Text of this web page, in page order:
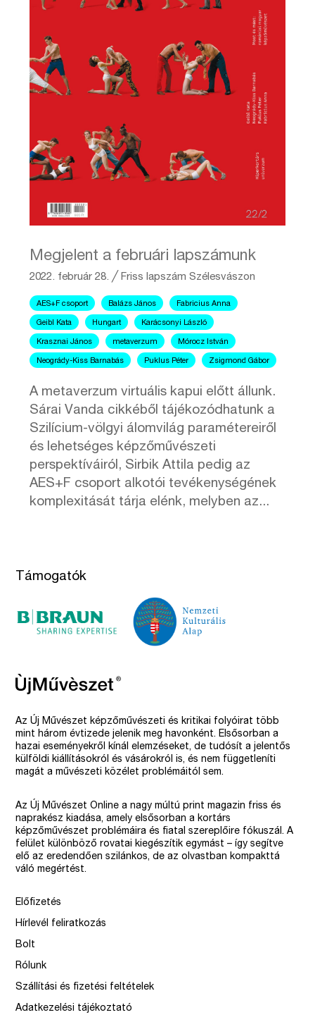
Megjelent a februári lapszámunk
2022. február 28. ╱ Friss lapszám Szélesvászon
AES+F csoport Balázs János Fabricius Anna
Geibl Kata Hungart Karácsonyi László
Krasznai János metaverzum Mórocz István
Neogrády-Kiss Barnabás Puklus Péter Zsigmond Gábor
A metaverzum virtuális kapui előtt állunk.
Sárai Vanda cikkéből tájékozódhatunk a
Szilícium-völgyi álomvilág paramétereiről
és lehetséges képzőművészeti
perspektíváiról, Sirbik Attila pedig az
AES+F csoport alkotói tevékenységének
komplexitását tárja elénk, melyben az...
Támogatók
Az Új Művészet képzőművészeti és kritikai folyóirat több
mint három évtizede jelenik meg havonként. Elsősorban a
hazai eseményekről kínál elemzéseket, de tudósít a jelentős
külföldi kiállításokról és vásárokról is, és nem függetleníti
magát a művészeti közélet problémáitól sem.
Az Új Művészet Online a nagy múltú print magazin friss és
naprakész kiadása, amely elsősorban a kortárs
képzőművészet problémáira és fiatal szereplőire fókuszál. A
felület különböző rovatai kiegészítik egymást – így segítve
elő az eredendően szilánkos, de az olvastban kompakttá
váló megértést.
Előfizetés
Hírlevél feliratkozás
Bolt
Rólunk
Szállítási és fizetési feltételek
Adatkezelési tájékoztató